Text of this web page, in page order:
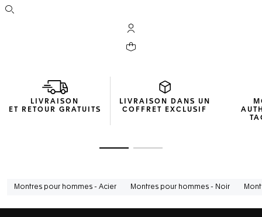
Ouvrir la barre de recherche
Compte My TAG Heuer
Votre panier contient 0 produit(s)
LIVRAISON
ET RETOUR GRATUITS
LIVRAISON DANS UN
COFFRET EXCLUSIF
Montres pour hommes - Acier Montres pour hommes - Noir